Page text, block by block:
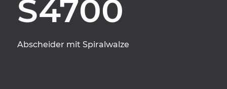
S4700
Abscheider mit Spiralwalze